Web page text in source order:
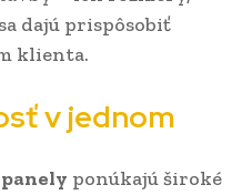
dajú prispôsobiť
klienta.
v jednom
panely ponúkajú široké